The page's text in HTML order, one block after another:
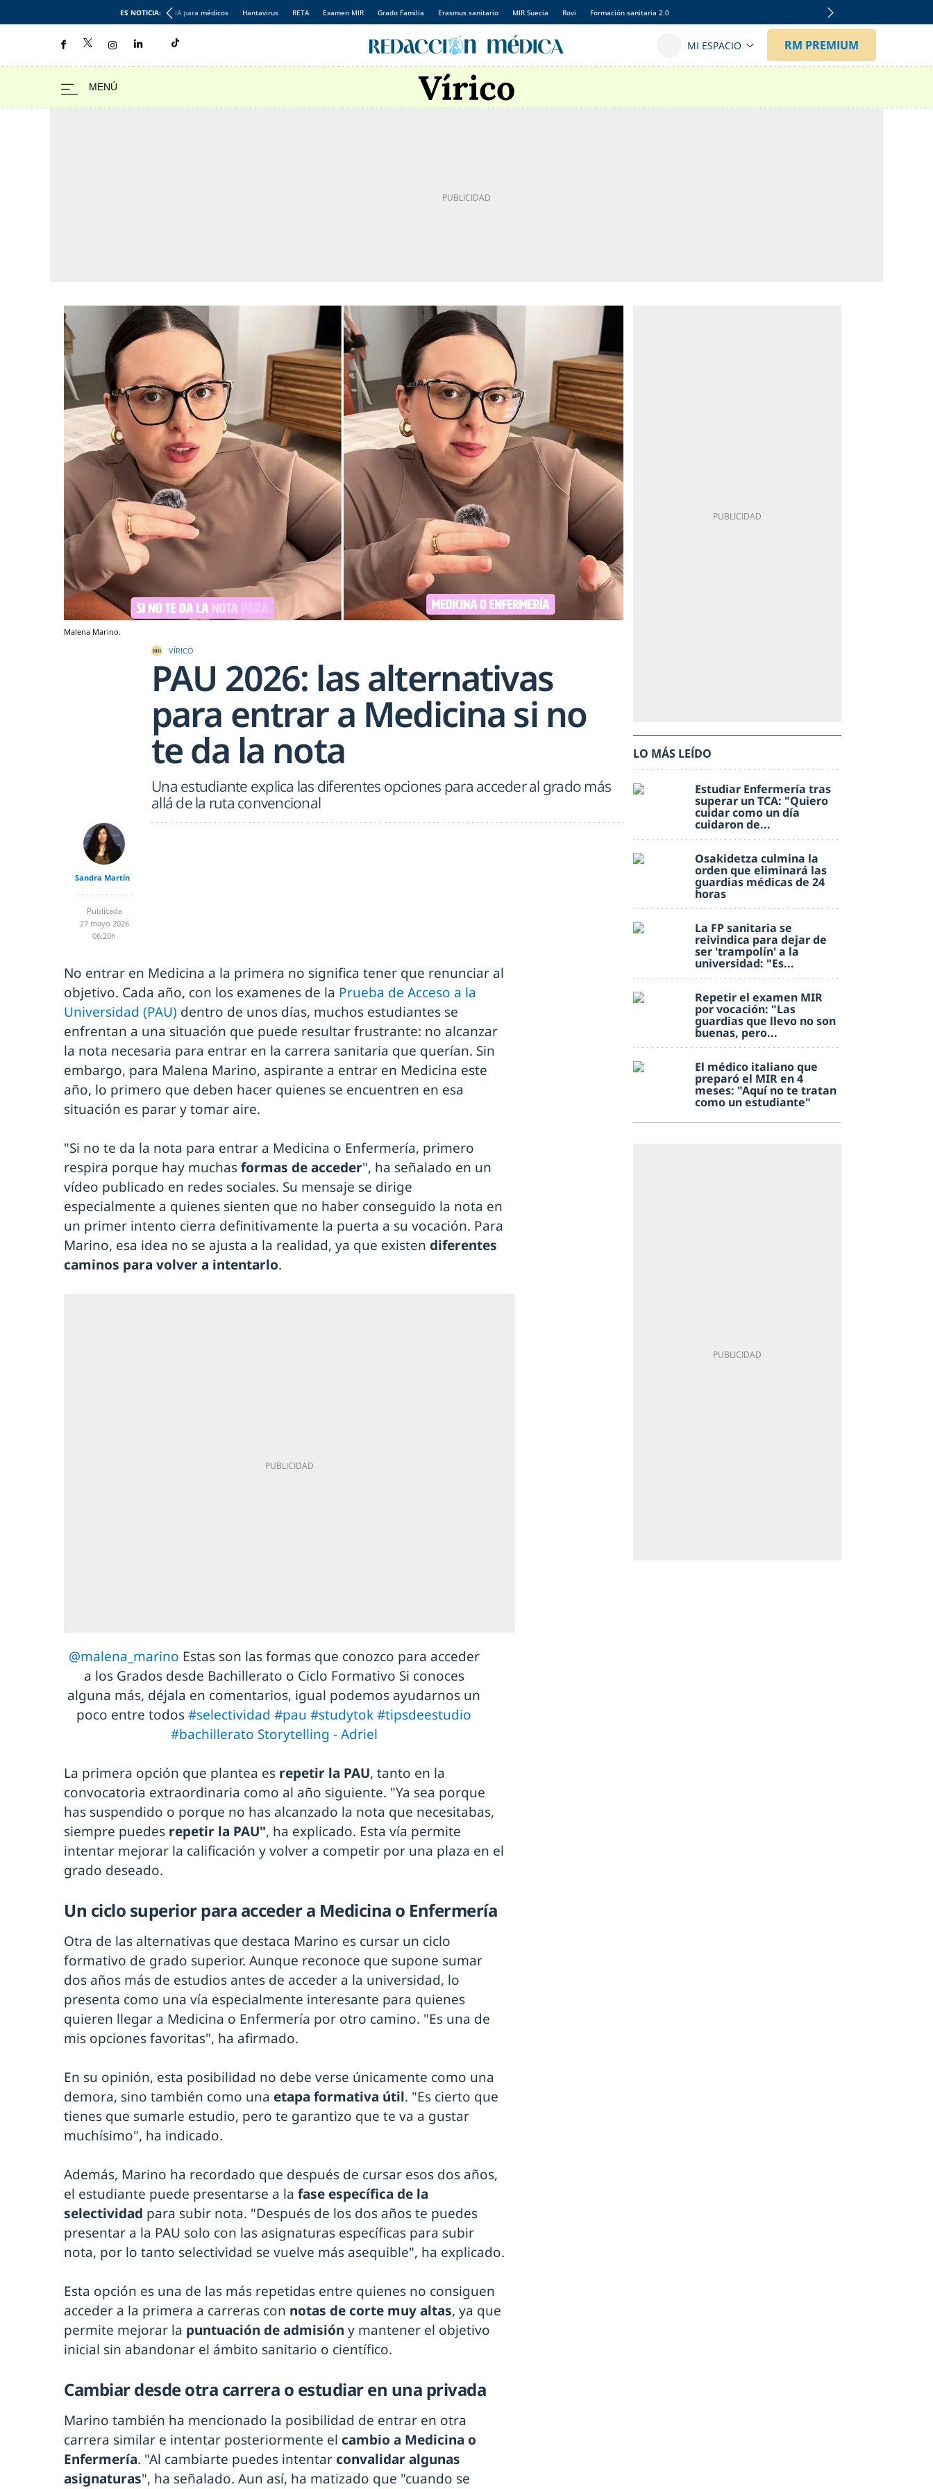
ES NOTICIA: IA para médicos Hantavirus RETA Examen MIR Grado Familia Erasmus sanitario MIR Suecia Rovi Formación sanitaria 2.0
Malena Marino.
VÍRICÖ
PAU 2026: las alternativas
para entrar a Medicina si no
te da la nota
Una estudiante explica las diferentes opciones para acceder al grado más
allá de la ruta convencional
Sandra Martín
Publicada
27 mayo 2026
06:20h
No entrar en Medicina a la primera no significa tener que renunciar al
objetivo. Cada año, con los examenes de la Prueba de Acceso a la
Universidad (PAU) dentro de unos días, muchos estudiantes se
enfrentan a una situación que puede resultar frustrante: no alcanzar
la nota necesaria para entrar en la carrera sanitaria que querían. Sin
embargo, para Malena Marino, aspirante a entrar en Medicina este
año, lo primero que deben hacer quienes se encuentren en esa
situación es parar y tomar aire.
"Si no te da la nota para entrar a Medicina o Enfermería, primero
respira porque hay muchasformas de acceder", ha señalado en un
vídeo publicado en redes sociales. Su mensaje se dirige
especialmente a quienes sienten que no haber conseguido la nota en
un primer intento cierra definitivamente la puerta a su vocación. Para
Marino, esa idea no se ajusta a la realidad, ya que existen diferentes
caminos para volver a intentarlo.
@malena_marino Estas son las formas que conozco para acceder
a los Grados desde Bachillerato o Ciclo Formativo Si conoces
alguna más, déjala en comentarios, igual podemos ayudarnos un
poco entre todos#selectividad #pau #studytok#tipsdeestudio
#bachillerato Storytelling - Adriel
La primera opción que plantea es repetir la PAU, tanto en la
convocatoria extraordinaria como al año siguiente. "Ya sea porque
has suspendido o porque no has alcanzado la nota que necesitabas,
siempre puedes repetir la PAU", ha explicado. Esta vía permite
intentar mejorar la calificación y volver a competir por una plaza en el
grado deseado.
Un ciclo superior para acceder a Medicina o Enfermería
Otra de las alternativas que destaca Marino es cursar un ciclo
formativo de grado superior. Aunque reconoce que supone sumar
dos años más de estudios antes de acceder a la universidad, lo
presenta como una vía especialmente interesante para quienes
quieren llegar a Medicina o Enfermería por otro camino. "Es una de
mis opciones favoritas", ha afirmado.
En su opinión, esta posibilidad no debe verse únicamente como una
demora, sino también como una etapa formativa útil. "Es cierto que
tienes que sumarle estudio, pero te garantizo que te va a gustar
muchísimo", ha indicado.
Además, Marino ha recordado que después de cursar esos dos años,
el estudiante puede presentarse a la fase específica de la
selectividad para subir nota. "Después de los dos años te puedes
presentar a la PAU solo con las asignaturas específicas para subir
nota, por lo tanto selectividad se vuelve más asequible", ha explicado.
Esta opción es una de las más repetidas entre quienes no consiguen
acceder a la primera a carreras con notas de corte muy altas, ya que
permite mejorar la puntuación de admisión y mantener el objetivo
inicial sin abandonar el ámbito sanitario o científico.
Cambiar desde otra carrera o estudiar en una privada
Marino también ha mencionado la posibilidad de entrar en otra
carrera similar e intentar posteriormente el cambio a Medicina o
Enfermería. "Al cambiarte puedes intentar convalidar algunas
asignaturas", ha señalado. Aun así, ha matizado que "cuando se
LO MÁS LEÍDO
Estudiar Enfermería tras
superar un TCA: "Quiero
cuidar como un día
cuidaron de...
Osakidetza culmina la
orden que eliminará las
guardias médicas de 24
horas
La FP sanitaria se
reivindica para dejar de
ser 'trampolín' a la
universidad: "Es...
Repetir el examen MIR
por vocación: "Las
guardias que llevo no son
buenas, pero...
El médico italiano que
preparó el MIR en 4
meses: "Aquí no te tratan
como un estudiante"